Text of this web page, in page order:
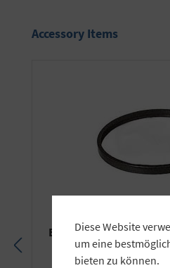
Produktgalerie überspringen
Accessory Items
Elinchrom ø 18cm
Diese Website
um eine
bieten zu können.